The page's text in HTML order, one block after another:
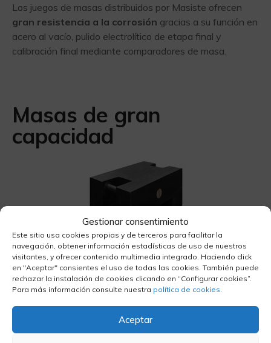
Gestionar consentimiento
Este sitio usa cookies propias y de terceros para facilitar la
navegación, obtener información estadísticas de uso de nuestros
visitantes, y ofrecer contenido multimedia integrado. Haciendo click
en "Aceptar" consientes el uso de todas las cookies. También puede
rechazar la instalación de cookies clicando en “Configurar cookies”.
Para más información consulte nuestra política de cookies.
Aceptar
Los juegos de masas distribuidos por Masiste ofrecen
gran resistencia a la corrosión gracias a su función en
acero al vacío, pulido electrolítico de etapa final y
calibración final mediante comparadores de masa.
Masas de gran
capacidad
Las masas de gran capacidad de Masiste permiten su
elevación y apilamiento seguro, ahorrando tiempo al
ajustarse a los gatos de palets y elevadores de horquilla
comunes.
Las masas de gran capacidad cuentan conpatrón